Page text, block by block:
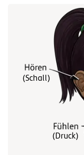
(Schall)
(Druck)